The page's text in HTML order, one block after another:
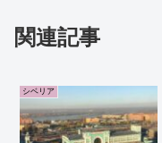
関連記事
シベリア